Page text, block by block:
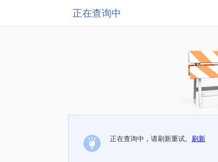
正在查询中
正在查询中，请刷新重试。 刷新